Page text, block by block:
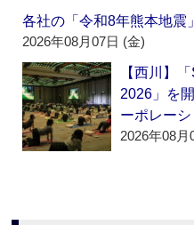
各社の「令和8年熊本地震
2026年08月07日 (金)
【西川】
2026」を
ーポレー
2026年08月